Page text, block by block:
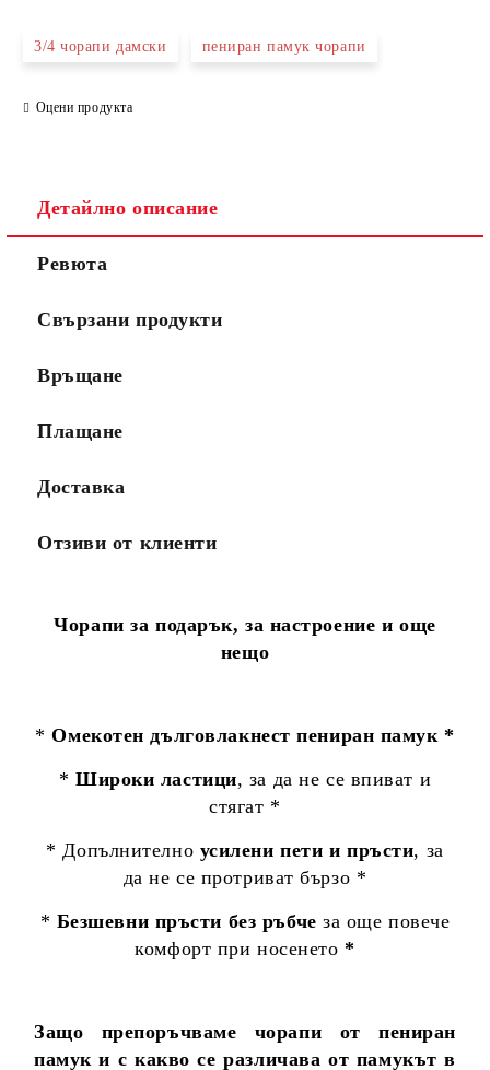
3/4 чорапи дамски пениран памук чорапи
Оцени продукта
Детайлно описание
Ревюта
Свързани продукти
Връщане
Плащане
Доставка
Отзиви от клиенти
Чорапи за подарък, за настроение и още
нещо
*Омекотен дълговлакнест пениран памук *
* Широки ластици, за да не се впиват и
стягат *
* Допълнително усилени пети и пръсти, за
да не се протриват бързо *
* Безшевни пръсти без ръбчеза още повече
комфорт при носенето *
Защо препоръчваме чорапи от пениран
памук и с какво се различава от памукът в